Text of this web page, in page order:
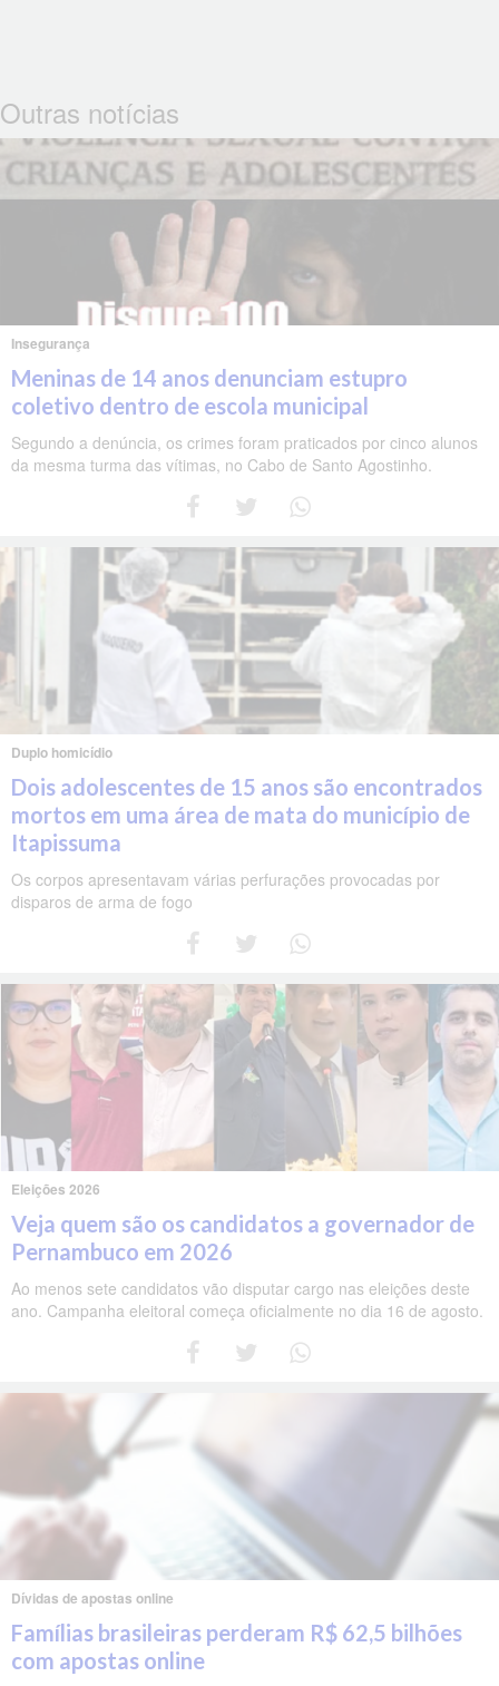
Outras notícias
Insegurança
Meninas de 14 anos denunciam estupro
coletivo dentro de escola municipal
Segundo a denúncia, os crimes foram praticados por cinco alunos
da mesma turma das vítimas, no Cabo de Santo Agostinho.
Duplo homicídio
Dois adolescentes de 15 anos são encontrados
mortos em uma área de mata do município de
Itapissuma
Os corpos apresentavam várias perfurações provocadas por
disparos de arma de fogo
Eleições 2026
Veja quem são os candidatos a governador de
Pernambuco em 2026
Ao menos sete candidatos vão disputar cargo nas eleições deste
ano. Campanha eleitoral começa oficialmente no dia 16 de agosto.
Dívidas de apostas online
Famílias brasileiras perderam R$ 62,5 bilhões
com apostas online